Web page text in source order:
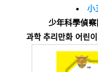
小
少年科學偵
과학 추리만화 어린